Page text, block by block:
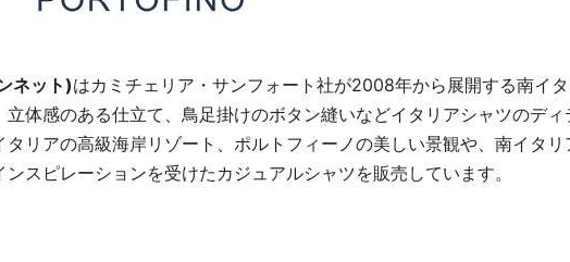
ネット)はカミチェリア・サンフォート社が2008年から展開する南イ
立体感のある仕立て、鳥足掛けのボタン縫いなどイタリアシャツのディ
タリアの高級海岸リゾート、ポルトフィーノの美しい景観や、南イタリ
スピレーションを受けたカジュアルシャツを販売しています。